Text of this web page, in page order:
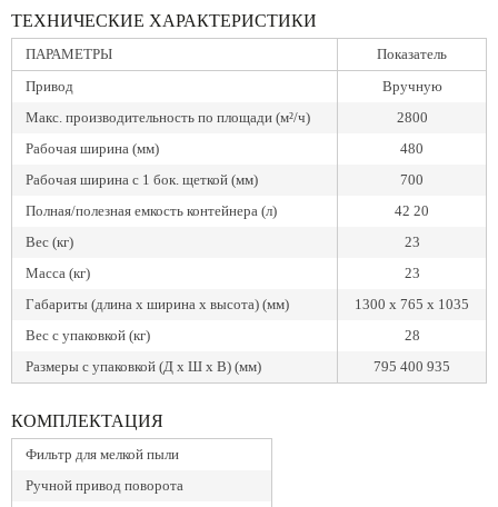
ТЕХНИЧЕСКИЕ ХАРАКТЕРИСТИКИ
ПАРАМЕТРЫ
Показатель
Привод
Вручную
Макс. производительность по площади (м²/ч)
2800
Рабочая ширина (мм)
480
Рабочая ширина с 1 бок. щеткой (мм)
700
Полная/полезная емкость контейнера (л)
42 20
Вес (кг)
23
Масса (кг)
23
Габариты (длина х ширина х высота) (мм)
1300 x 765 x 1035
Вес с упаковкой (кг)
28
Размеры с упаковкой (Д x Ш x В) (мм)
795 400 935
КОМПЛЕКТАЦИЯ
Фильтр для мелкой пыли
Ручной привод поворота